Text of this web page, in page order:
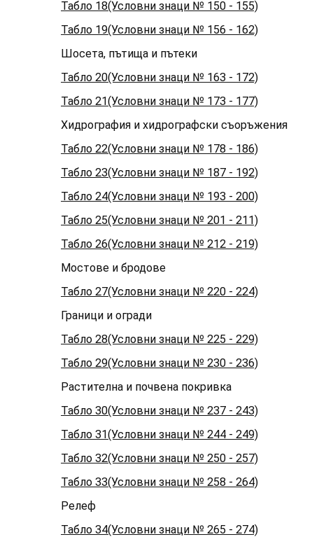
Табло 18(Условни знаци № 150 - 155)
Табло 19(Условни знаци № 156 - 162)
Шосета, пътища и пътеки
Табло 20(Условни знаци № 163 - 172)
Табло 21(Условни знаци № 173 - 177)
Хидрография и хидрографски съоръжения
Табло 22(Условни знаци № 178 - 186)
Табло 23(Условни знаци № 187 - 192)
Табло 24(Условни знаци № 193 - 200)
Табло 25(Условни знаци № 201 - 211)
Табло 26(Условни знаци № 212 - 219)
Мостове и бродове
Табло 27(Условни знаци № 220 - 224)
Граници и огради
Табло 28(Условни знаци № 225 - 229)
Табло 29(Условни знаци № 230 - 236)
Растителна и почвена покривка
Табло 30(Условни знаци № 237 - 243)
Табло 31(Условни знаци № 244 - 249)
Табло 32(Условни знаци № 250 - 257)
Табло 33(Условни знаци № 258 - 264)
Релеф
Табло 34(Условни знаци № 265 - 274)